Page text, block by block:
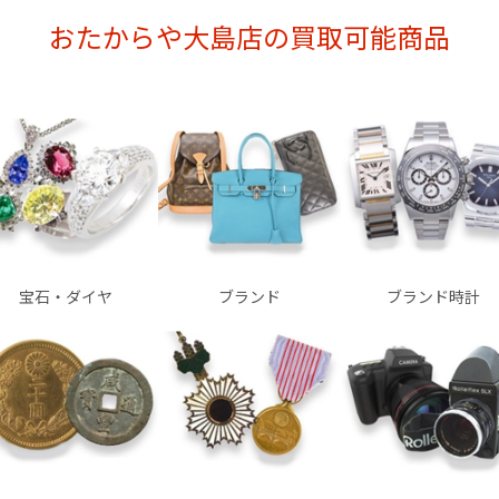
おたからや大島店の買取可能商品
宝石・ダイヤ ブランド ブランド時計